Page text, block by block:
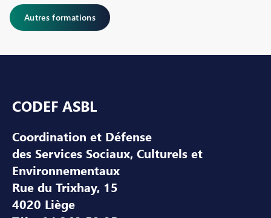
Autres formations
CODEF ASBL
Coordination et Défense
des Services Sociaux, Culturels et
Environnementaux
Rue du Trixhay, 15
4020 Liège